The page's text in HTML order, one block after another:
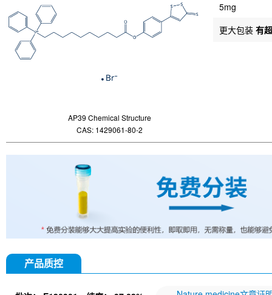
AP39 Chemical Structure
CAS: 1429061-80-2
5mg
更大包装 有
产品质控